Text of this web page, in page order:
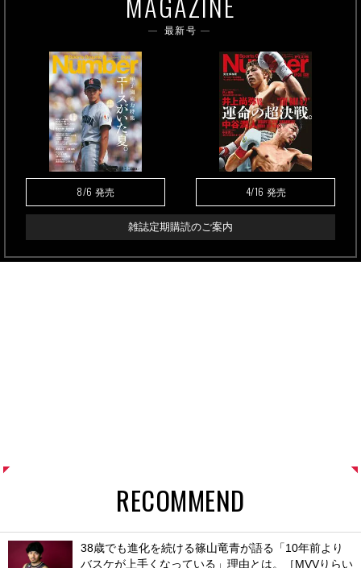
最新号
8/6 発売 4/16 発売
雑誌定期購読のご案内
RECOMMEND
38歳でも進化を続ける篠山竜青が語る「10年前より
バスケが上手くなっている」理由とは。［MVVりらい